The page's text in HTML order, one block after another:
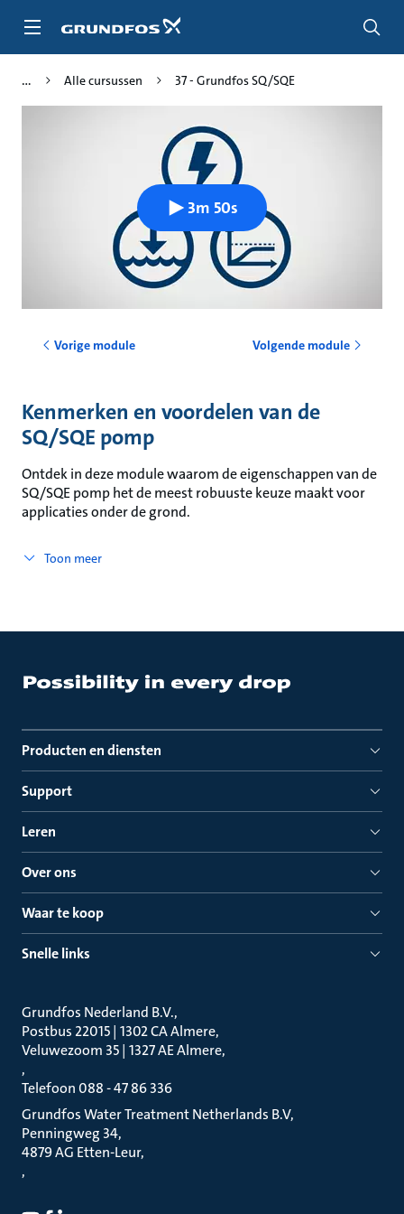
naar
Alle cursussen 37 - Grundfos SQ/SQE
3m 50s
Vorige module Volgende module
Kenmerken en voordelen van de
SQ/SQE pomp
Ontdek in deze module waarom de eigenschappen van de
SQ/SQE pomp het de meest robuuste keuze maakt voor
applicaties onder de grond.
Toon meer
Producten en diensten
Support
Leren
Over ons
Waar te koop
Snelle links
Grundfos Nederland B.V.
Postbus 22015 | 1302 CA Almere
Veluwezoom 35 | 1327 AE Almere
Telefoon 088 - 47 86 336
Grundfos Water Treatment Netherlands B.V
Penningweg 34
4879 AG Etten-Leur